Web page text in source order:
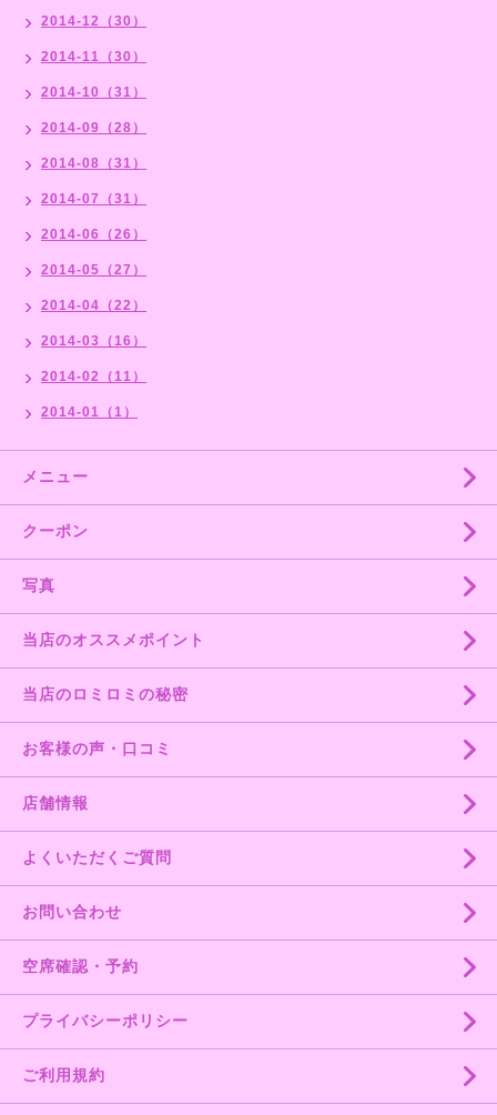
2014-12（30）
2014-11（30）
2014-10（31）
2014-09（28）
2014-08（31）
2014-07（31）
2014-06（26）
2014-05（27）
2014-04（22）
2014-03（16）
2014-02（11）
2014-01（1）
メニュー
クーポン
写真
当店のオススメポイント
当店のロミロミの秘密
お客様の声・口コミ
店舗情報
よくいただくご質問
お問い合わせ
空席確認・予約
プライバシーポリシー
ご利用規約